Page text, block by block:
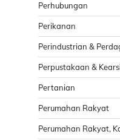
Perhubungan
Perikanan
Perindustrian &
Perpustakaan &
Pertanian
Perumahan Rakyat
Perumahan Rakyat,